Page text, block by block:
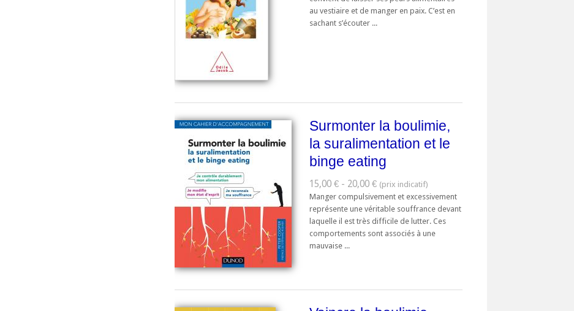
au vestiaire et de manger en paix. C’est en
sachant s’écouter ...
Surmonter la boulimie,
la suralimentation et le
binge eating
15,00 € - 20,00 €
Manger compulsivement et excessivement
représente une véritable souffrance devant
laquelle il est très difficile de lutter. Ces
comportements sont associés à une
mauvaise ...